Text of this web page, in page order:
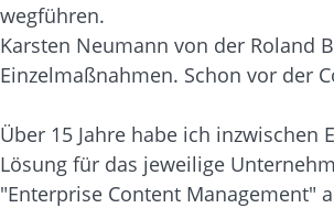
wegführen.
Karsten Neumann von der Roland
Einzelmaßnahmen. Schon vor der
Über 15 Jahre habe ich
Lösung für das jeweilige
"Enterprise Content Management"